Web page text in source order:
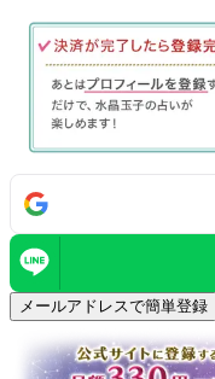
メールアドレスで簡単登録